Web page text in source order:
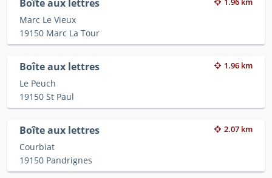
Boîte aux lettres
Marc Le Vieux
19150 Marc La Tour
Boîte aux lettres 1.96 km
Le Peuch
19150 St Paul
Boîte aux lettres 2.07 km
Courbiat
19150 Pandrignes